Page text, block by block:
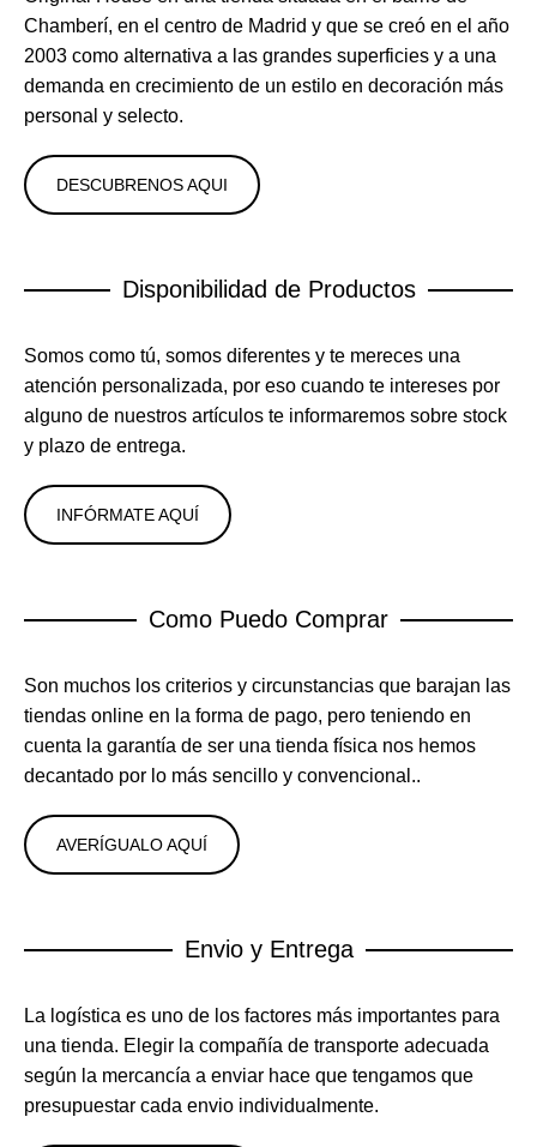
Chamberí, en el centro de Madrid y que se creó en el año
2003 como alternativa a las grandes superficies y a una
demanda en crecimiento de un estilo en decoración más
personal y selecto.
DESCUBRENOS AQUI
Disponibilidad de Productos
Somos como tú, somos diferentes y te mereces una
atención personalizada, por eso cuando te intereses por
alguno de nuestros artículos te informaremos sobre stock
y plazo de entrega.
INFÓRMATE AQUÍ
Como Puedo Comprar
Son muchos los criterios y circunstancias que barajan las
tiendas online en la forma de pago, pero teniendo en
cuenta la garantía de ser una tienda física nos hemos
decantado por lo más sencillo y convencional..
AVERÍGUALO AQUÍ
Envio y Entrega
La logística es uno de los factores más importantes para
una tienda. Elegir la compañía de transporte adecuada
según la mercancía a enviar hace que tengamos que
presupuestar cada envio individualmente.